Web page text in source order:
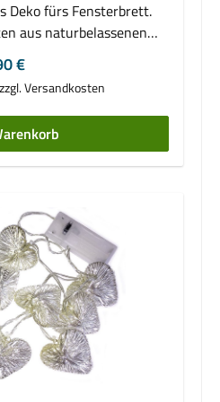
Deko fürs Fensterbrett.
aus naturbelassenen
Stimmung. Mit
16 x 16 cm
Preis:
€
Versandkosten